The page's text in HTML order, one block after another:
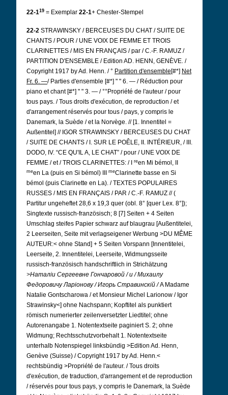
22-119 = Exemplar 22-1+ Chester-Stempel
22-2 STRAWINSKY / BERCEUSES DU CHAT / SUITE DE
CHANTS / POUR / UNE VOIX DE FEMME ET TROIS
CLARINETTES / MIS EN FRANÇAIS / par / C.-F. RAMUZ /
PARTITION D'ENSEMBLE / Edition AD. HENN, GENÈVE. /
Copyright 1917 by Ad. Henn. / ° Partition d'ensemble[#*] Net
Fr. 6. —/ Parties d'ensemble [#*] " " 6. — / Réduction pour
piano et chant [#*] " " 3. — / °°Propriété de l'auteur / pour
tous pays. / Tous droits d'exécution, de reproduction / et
d'arrangement réservés pour tous / pays, y compris le
Danemark, la Suède / et la Norvège. // [1. Innentitel =
Außentitel] // IGOR STRAWINSKY / BERCEUSES DU CHAT
/ SUITE DE CHANTS / I. SUR LE POÊLE, II. INTÉRIEUR, / III.
DODO, IV. “CE QU'IL A, LE CHAT” / pour / UNE VOIX DE
FEMME / et / TROIS CLARINETTES: / I
reen Mi bémol, II
meen La (puis en Si bémol) III meClarinette basse en Si
bémol (puis Clarinette en La). / TEXTES POPULAIRES
RUSSES / MIS EN FRANÇAIS / PAR / C.-F. RAMUZ // (
Partitur ungeheftet 28,6 x 19,3 quer (obl. 8° [quer Lex. 8°]);
Singtexte russisch-französisch; 8 [7] Seiten + 4 Seiten
Umschlag steifes Papier schwarz auf blaugrau [Außentitelei,
2 Leerseiten, Seite mit verlagseigener Werbung >DU MÊME
AUTEUR:< ohne Stand] + 5 Seiten Vorspann [Innentitelei,
Leerseite, 2. Innentitelei, Leerseite, Widmungsseite
russisch-französisch handschriftlich in Strichätzung
>Наталiи Сергеевне Гончаровой / и / Михаилу
Федоровичу Ларiонову / Игорь Стравинскiй / A Madame
Natalie Gontscharowa / et Monsieur Michel Larionow / Igor
Strawinsky<] ohne Nachspann; Kopftitel als punktiert
römisch numerierter zeilenversetzter Liedtitel; ohne
Autorenangabe 1. Notentextseite paginiert S. 2; ohne
Widmung; Rechtsschutzvorbehalt 1. Notentextseite
unterhalb Notenspiegel linksbündig >Edition Ad. Henn,
Genève (Suisse) / Copyright 1917 by Ad. Henn.<
rechtsbündig >Propriété de l'auteur. / Tous droits
d'exécution, de traduction, d'arrangement et de reproduction
/ réservés pour tous pays, y compris le Danemark, la Suède